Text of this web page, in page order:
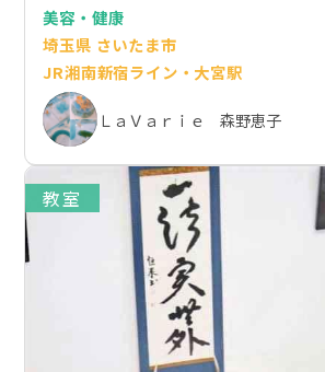
美容・健康
埼玉県 さいたま市
JR湘南新宿ライン・大宮駅
ＬａＶａｒｉｅ 森野恵子
教室